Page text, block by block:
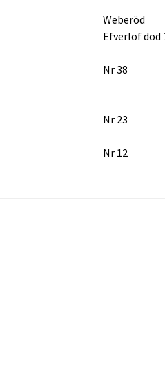
Weberöd
Efverlöf död
Nr 38
Nr 23
Nr 12